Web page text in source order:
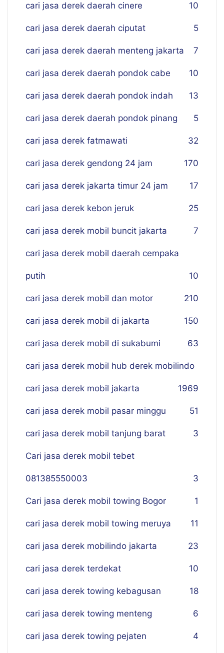
cari jasa derek daerah cinere 10
cari jasa derek daerah ciputat 5
cari jasa derek daerah menteng jakarta 7
cari jasa derek daerah pondok cabe 10
cari jasa derek daerah pondok indah 13
cari jasa derek daerah pondok pinang 5
cari jasa derek fatmawati 32
cari jasa derek gendong 24 jam 170
cari jasa derek jakarta timur 24 jam 17
cari jasa derek kebon jeruk 25
cari jasa derek mobil buncit jakarta 7
cari jasa derek mobil daerah cempaka
putih 10
cari jasa derek mobil dan motor 210
cari jasa derek mobil di jakarta 150
cari jasa derek mobil di sukabumi 63
cari jasa derek mobil hub derek mobilindo
69
cari jasa derek mobil jakarta 19
cari jasa derek mobil pasar minggu 51
cari jasa derek mobil tanjung barat 3
Cari jasa derek mobil tebet
081385550003 3
Cari jasa derek mobil towing Bogor 1
cari jasa derek mobil towing meruya 11
cari jasa derek mobilindo jakarta 23
cari jasa derek terdekat 10
cari jasa derek towing kebagusan 18
cari jasa derek towing menteng 6
cari jasa derek towing pejaten 4